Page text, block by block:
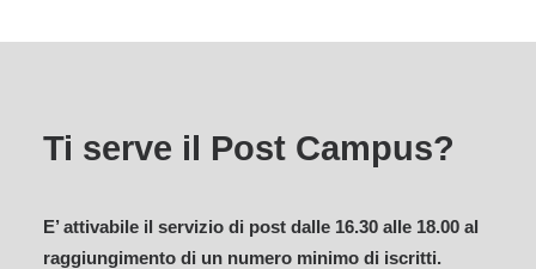
Ti serve il Post Campus?
E’ attivabile il servizio di post dalle 16.30 alle 18.00 al
raggiungimento di un numero minimo di iscritti.